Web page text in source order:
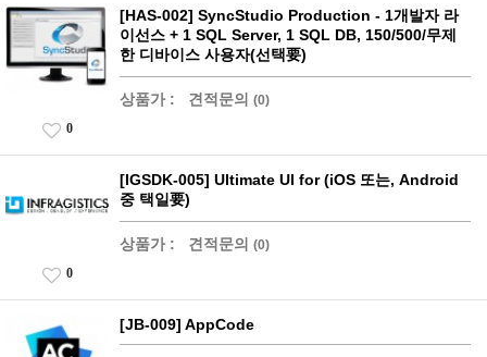
[HAS-002] SyncStudio Production - 1개발자 라
이선스 + 1 SQL Server, 1 SQL DB, 150/500/무제
한 디바이스 사용자(선택要)
상품가 : 견적문의 (0)
0
[IGSDK-005] Ultimate UI for (iOS 또는, Android
중 택일要)
상품가 : 견적문의 (0)
0
[JB-009] AppCode